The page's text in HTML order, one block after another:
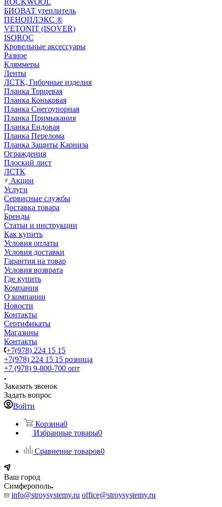
ROCKWOOL
БИОВАТ утеплитель
ПЕНОПЛЭКС ®
VETONIT (ISOVER)
ISOROC
Кровельные аксессуары
Разное
Кляммеры
Ленты
ЛСТК, Гибочные изделия
Планка Торцевая
Планка Коньковая
Планка Снегоупорная
Планка Примыкания
Планка Ендовая
Планка Перелома
Планка Защиты Карниза
Ограждения
Плоский лист
ЛСТК
Акции
Услуги
Сервисные службы
Доставка товара
Бренды
Статьи и инструкции
Как купить
Условия оплаты
Условия доставки
Гарантия на товар
Условия возврата
Где купить
Компания
О компании
Новости
Контакты
Сертификаты
Магазины
Контакты
+7(978) 224 15 15
+7(978) 224 15 15 розница
+7 (978) 9-800-700 опт
Заказать звонок
Задать вопрос
Войти
Корзина0
Избранные товары0
Сравнение товаров0
Ваш город
Симферополь
info@stroysystemy.ru office@stroysystemy.ru